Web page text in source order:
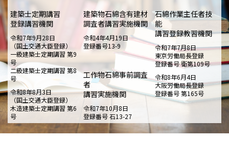
建築士定期講習
登録講習機関
令和7年9月28日
（国土交通大臣登録）
一級建築士定期講習 第9
号
二級建築士定期講習 第8
号
令和8年8月3日
（国土交通大臣登録）
木造建築士定期講習 第6
号
建築物石綿含有建材
調査者講習実施機関
令和4年4月19日
登録番号13-9
工作物石綿事前調査
者
講習実施機関
令和7年10月8日
登録番号 石13-27
石綿作業主任者技
能
講習登録教習機関
令和7年7月8日
東京労働局長登録
登録番号 衛第109号
令和8年6月4日
大阪労働局長登録
登録番号 第165号